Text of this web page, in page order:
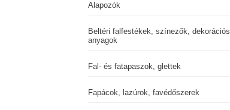
Alapozók
Beltéri falfestékek, színezők, dekorációs
anyagok
Fal- és fatapaszok, glettek
Fapácok, lazúrok, favédőszerek